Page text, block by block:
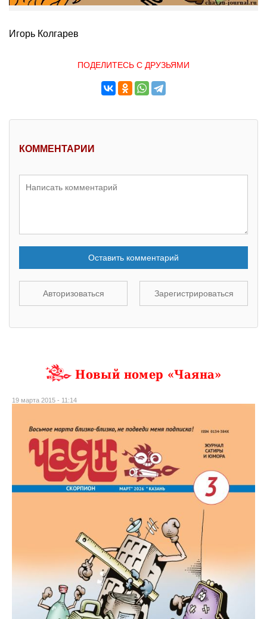
Игорь Колгарев
ПОДЕЛИТЕСЬ С ДРУЗЬЯМИ
КОММЕНТАРИИ
Оставить комментарий
Авторизоваться Зарегистрироваться
Новый номер «Чаяна»
19 марта 2015 - 11:14